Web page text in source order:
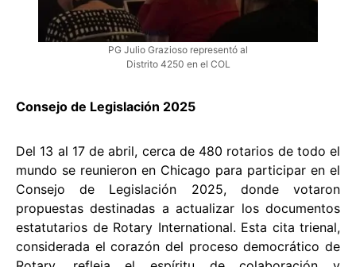
PG Julio Grazioso representó al
Distrito 4250 en el COL
Consejo de Legislación 2025
Del 13 al 17 de abril, cerca de 480 rotarios de todo el
mundo se reunieron en Chicago para participar en el
Consejo de Legislación 2025, donde votaron
propuestas destinadas a actualizar los documentos
estatutarios de Rotary International. Esta cita trienal,
considerada el corazón del proceso democrático de